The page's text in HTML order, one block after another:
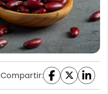
Compartir: